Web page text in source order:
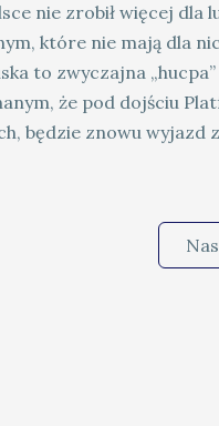
nie zrobił więcej dla
które nie mają dla
to zwyczajna
że pod dojściu
będzie znowu wyjazd